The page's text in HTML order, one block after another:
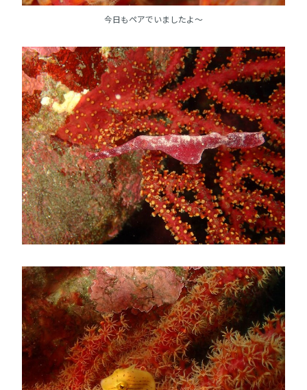
今日もペアでいましたよ～